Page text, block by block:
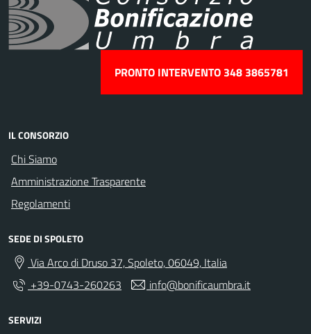
PRONTO INTERVENTO 348 3865781
IL CONSORZIO
Chi Siamo
Amministrazione Trasparente
Regolamenti
SEDE DI SPOLETO
Via Arco di Druso 37, Spoleto, 06049, Italia
+39-0743-260263
info@bonificaumbra.it
SERVIZI